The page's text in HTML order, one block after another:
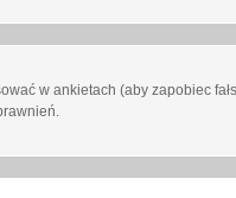
w ankietach (aby zapobiec